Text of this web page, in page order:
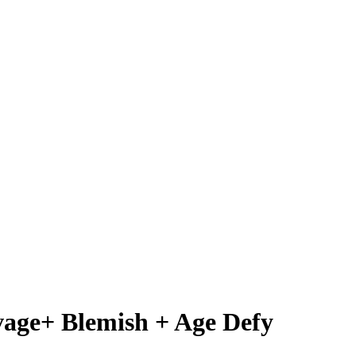
Blemish + Age Defy